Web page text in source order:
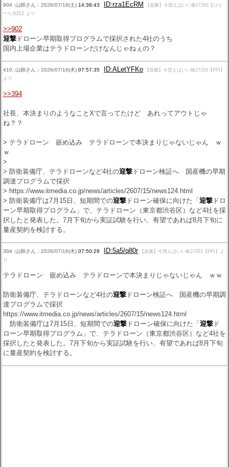
904 :山師さん：2026/07/18(土) 14:38:43 ID:rza1EcRM
【急騰】今買えばいい株27283【げり
ーら失踪】より
>>902
迎撃 ドローン早期取得プログラムで採択された4社のうち
国内上場企業はテラドローンだけなんじゃねぇの？
410 :山師さん：2026/07/16(木) 07:57:35 ID:ALetYFKo
【急騰】今買えばいい株27293【PPI】
より
>>394
社長、本決まりのようなことXで言ってたけど あれってアウトじゃ
ね？？
> テラドローン 嵌め込み テラドローンで本決まりじゃないじゃん ｗ
ｗ
>
> 防衛装備庁、テラドローンなど4社の迎撃 ドローン検証へ 国産機の早期
調達プログラムで採択
> https://www.itmedia.co.jp/news/articles/2607/15/news124.html
> 防衛装備庁は7月15日、短期間での迎撃 ドローン確保に向けた「 迎撃 ドロ
ーン早期取得プログラム」で、テラドローン（東京都渋谷区）など4社を採
択したと発表した。7月下旬から実証試験を行い、有望であれば8月下旬に
量産契約を検討する。
394 :山師さん：2026/07/16(木) 07:50:29 ID:5a5/q80r
【急騰】今買えばいい株27293【PPI】よ
り
テラドローン 嵌め込み テラドローンで本決まりじゃないじゃん ｗｗ
防衛装備庁、テラドローンなど4社の迎撃 ドローン検証へ 国産機の早期調
達プログラムで採択
https://www.itmedia.co.jp/news/articles/2607/15/news124.html
防衛装備庁は7月15日、短期間での迎撃 ドローン確保に向けた「 迎撃 ド
ローン早期取得プログラム」で、テラドローン（東京都渋谷区）など4社を
採択したと発表した。7月下旬から実証試験を行い、有望であれば8月下旬
に量産契約を検討する。